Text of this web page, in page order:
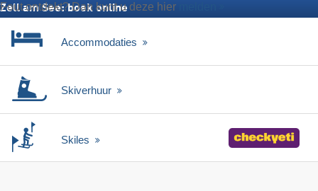
Fout ontdekt? Dan kunt u deze hier
Zell am See: boek online
Accommodaties
Skiverhuur
Skiles